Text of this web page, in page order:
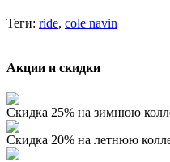
Теги: ride, cole navin
Акции и скидки
Скидка 25% на зимнюю
Скидка 20% на летнюю